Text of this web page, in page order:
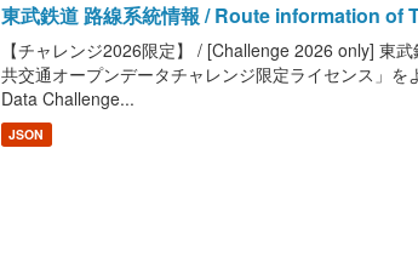
東武鉄道 路線系統情報 / Route information of
【チャレンジ2026限定】 / [Challenge 2026 only] 東
共交通オープンデータチャレンジ限定ライセンス」
Data Challenge...
JSON